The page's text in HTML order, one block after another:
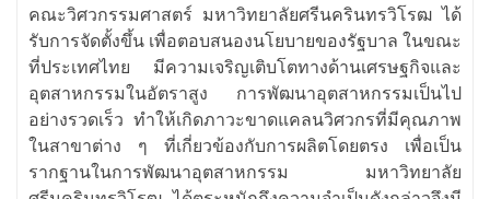
คณะวิศวกรรมศาสตร์ มหาวิทยาลัยศรีนครินทรวิโรฒ ได้
รับการจัดตั้งขึ้น เพื่อตอบสนองนโยบายของรัฐบาล ในขณะ
ที่ประเทศไทย มีความเจริญเติบโตทางด้านเศรษฐกิจและ
อุตสาหกรรมในอัตราสูง การพัฒนาอุตสาหกรรมเป็นไป
อย่างรวดเร็ว ทำให้เกิดภาวะขาดแคลนวิศวกรที่มีคุณภาพ
ในสาขาต่าง ๆ ที่เกี่ยวข้องกับการผลิตโดยตรง เพื่อเป็น
รากฐานในการพัฒนาอุตสาหกรรม มหาวิทยาลัย